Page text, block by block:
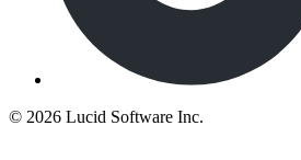
© 2026 Lucid Software Inc.